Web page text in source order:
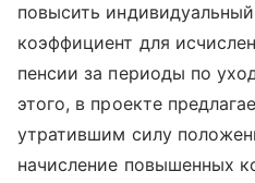
повысить
коэффициент для
пенсии за периоды по
этого, в проекте
утратившим силу
начисление повышенных